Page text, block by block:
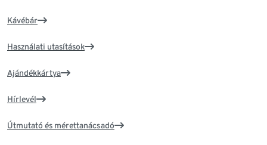
Kávébár
Használati utasítások
Ajándékkártya
Hírlevél
Útmutató és mérettanácsadó